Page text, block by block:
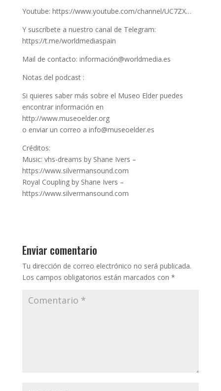
Youtube: https://www.youtube.com/channel/UC7ZX…
Y suscríbete a nuestro canal de Telegram:
https://t.me/worldmediaspain
Mail de contacto: información@worldmedia.es
Notas del podcast :
Si quieres saber más sobre el Museo Elder puedes
encontrar información en
http://www.museoelder.org
o enviar un correo a info@museoelder.es
Créditos:
Music: vhs-dreams by Shane Ivers –
https://www.silvermansound.com
Royal Coupling by Shane Ivers –
https://www.silvermansound.com
Enviar comentario
Tu dirección de correo electrónico no será publicada.
Los campos obligatorios están marcados con *